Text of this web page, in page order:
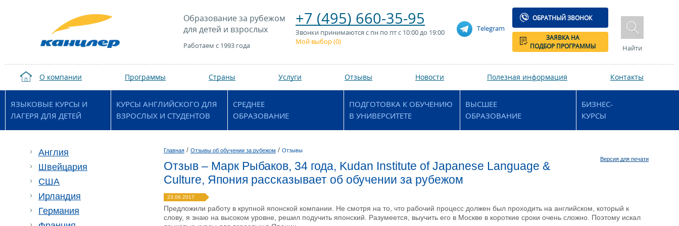
Образование за рубежом
для детей и взрослых
Работаем с 1993 года
+7 (495) 660-35-95
Звонки принимаются с пн по пт с 10:00 до 19:00
Мой выбор (0)
Telegram
ОБРАТНЫЙ ЗВОНОК
ЗАЯВКА НА
ПОДБОР ПРОГРАММЫ
Найти
О компании Программы Страны Услуги Отзывы Новости Полезная информация Контакты
ЯЗЫКОВЫЕ КУРСЫ И
ЛАГЕРЯ ДЛЯ ДЕТЕЙ
КУРСЫ АНГЛИЙСКОГО ДЛЯ
ВЗРОСЛЫХ И СТУДЕНТОВ
СРЕДНЕЕ
ОБРАЗОВАНИЕ
ПОДГОТОВКА К ОБУЧЕНИЮ
В УНИВЕРСИТЕТЕ
ВЫСШЕЕ
ОБРАЗОВАНИЕ
БИЗНЕС-
КУРСЫ
Англия
Швейцария
США
Ирландия
Германия
Главная / Отзывы об обучении за рубежом / Отзывы
Версия для печати
Отзыв – Марк Рыбаков, 34 года, Kudan Institute of Japanese Language &
Culture, Япония рассказывает об обучении за рубежом
23.06.2017
Предложили работу в крупной японской компании. Не смотря на то, что рабочий процесс должен был проходить на английском, который к
слову, я знаю на высоком уровне, решил подучить японский. Разумеется, выучить его в Москве в короткие сроки очень сложно. Поэтому искал